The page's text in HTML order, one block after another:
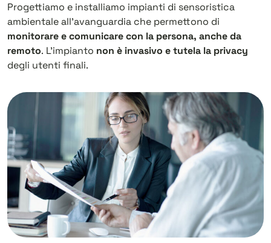
Progettiamo e installiamo impianti di sensoristica
ambientale all’avanguardia che permettono di
monitorare e comunicarecon la persona, anche da
remoto. L’impianto non è invasivo e tutela la privacy
degli utenti finali.